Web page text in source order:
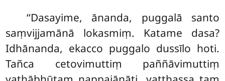
‘‘Dasayime, ānanda, puggalā santo
saṃvijjamānā lokasmiṃ. Katame dasa?
Idhānanda, ekacco puggalo dussīlo hoti.
Tañca cetovimuttiṃ paññāvimuttiṃ